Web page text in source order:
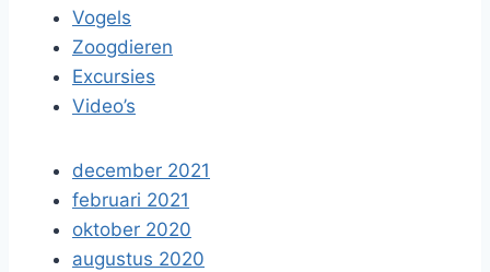
Vogels
Zoogdieren
Excursies
Video’s
december 2021
februari 2021
oktober 2020
augustus 2020